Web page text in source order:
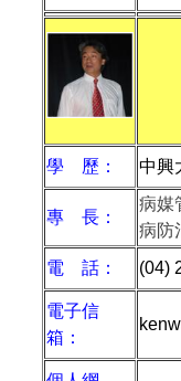
學 歷： 中興
專 長：
病媒
病防
電 話：
(04)
電子信
箱：